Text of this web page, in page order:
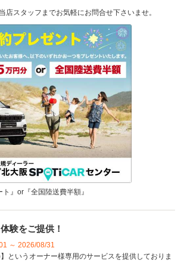
スタッフまでお気軽にお問合せ下さいませ。
』or『全国陸送費半額』
験をご提供！
～ 2026/08/31
というオーナー様専用のサービスを提供しておりま